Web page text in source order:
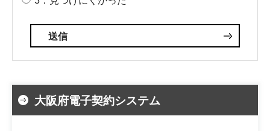
大阪府電子契約システム